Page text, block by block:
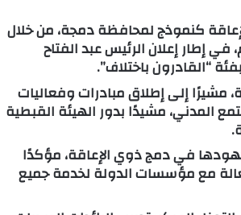
كنموذج لمحافظة دمجة، من خلال
إطار إعلان الرئيس عبد الفتاح
مشيرًا إلى إطلاق مبادرات وفعاليات
المدني، مشيدًا بدور الهيئة القبطية
في دمج ذوي الإعاقة، مؤكدًا
فعالة مع مؤسسات الدولة لخدمة جميع